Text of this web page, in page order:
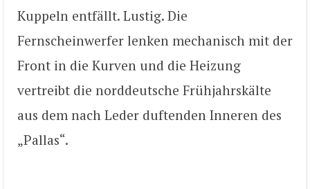
Kuppeln entfällt. Lustig. Die
Fernscheinwerfer lenken mechanisch mit der
Front in die Kurven und die Heizung
vertreibt die norddeutsche Frühjahrskälte
aus dem nach Leder duftenden Inneren des
„Pallas“.